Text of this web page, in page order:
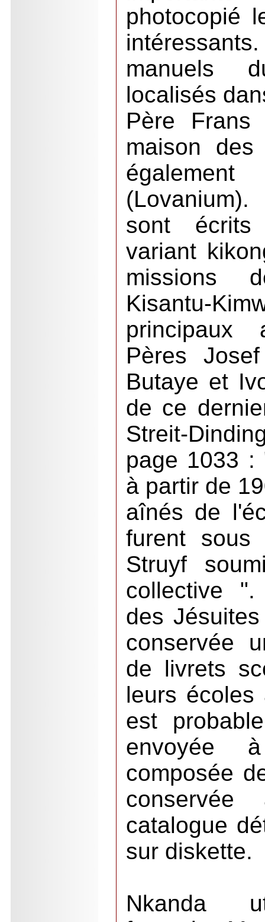
photocopié
manuels
localisés
Père
maison
sont
variant
missions
Kisantu-
principaux
Pères
Butaye et
de ce
Streit-
page 1033 :
à partir de
aînés de
furent
Struyf
collective
des
conservée
de livrets
leurs
est
envoyée
composée
catalogue
sur diskette.
Nkanda